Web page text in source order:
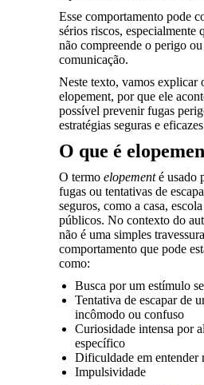
Esse comportamento pode
sérios riscos, especialmente
não compreende o perigo
comunicação.
Neste texto, vamos explicar
elopement, por que ele
possível prevenir fugas
estratégias seguras e
O que é
O termo elopementé usado
fugas ou tentativas de
seguros, como a casa,
públicos. No contexto do
não é uma simples
comportamento que pode
como:
Busca por um estímulo
Tentativa de escapar de
incômodo ou confuso
Curiosidade intensa por
específico
Dificuldade em entender
Impulsividade